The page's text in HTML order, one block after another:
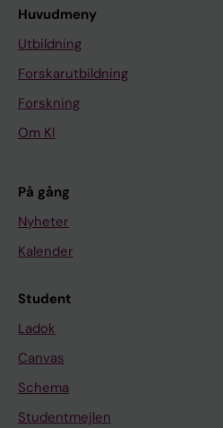
Huvudmeny
Utbildning
Forskarutbildning
Forskning
Om KI
På gång
Nyheter
Kalender
Student
Ladok
Canvas
Schema
Studentmejlen